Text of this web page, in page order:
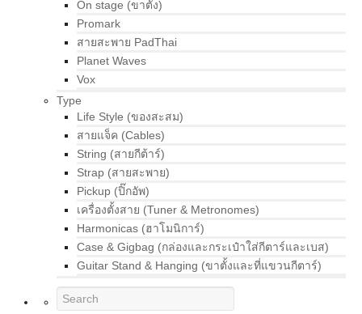
On stage (ขาตั้ง)
Promark
สายสะพาย PadThai
Planet Waves
Vox
Type
Life Style (ของสะสม)
สายแจ็ค (Cables)
String (สายกีต้าร์)
Strap (สายสะพาย)
Pickup (ปิ๊กอัพ)
เครื่องตั้งสาย (Tuner & Metronomes)
Harmonicas (ฮาโมนิการ์)
Case & Gigbag (กล่องและกระเป๋าใส่กีตาร์และเบส)
Guitar Stand & Hanging (ขาตั้งและที่แขวนกีตาร์)